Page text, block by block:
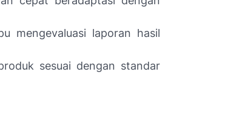
mengevaluasi laporan hasil
sesuai dengan standar